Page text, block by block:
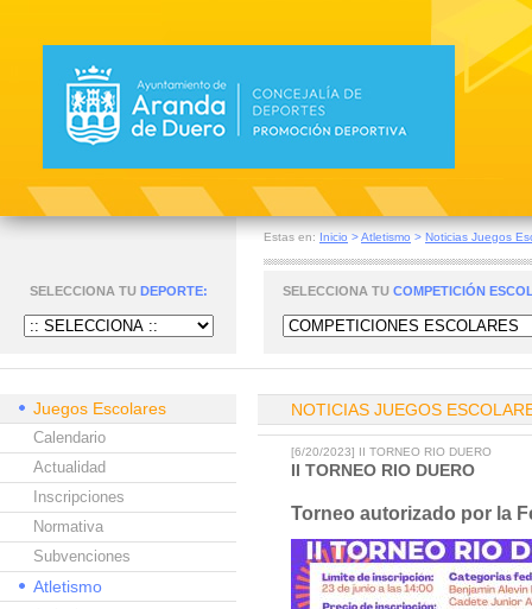
Estas en: Inicio >Atletismo > Noticias Juegos
SELECCIONA TU DEPORTE: SELECCIONA TU COMPETICIÓN
Juegos Escolares
Calendario
Actualidad
Inscripciones
Normativa
Subvenciones
Atletismo
NOTICIAS JUEGOS
[6/20/2023] II TORNEO RIO DUERO
II TORNEO RIO DUERO
Torneo autorizado por la